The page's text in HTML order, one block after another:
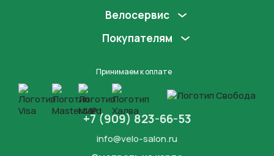
Велосервис
Покупателям
Принимаем к оплате
+7 (909) 823-66-53
info@velo-salon.ru